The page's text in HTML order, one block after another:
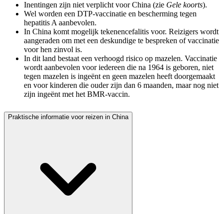
Inentingen zijn niet verplicht voor China (zie Gele koorts).
Wel worden een DTP-vaccinatie en bescherming tegen
hepatitis A aanbevolen.
In China komt mogelijk tekenencefalitis voor. Reizigers wordt
aangeraden om met een deskundige te bespreken of vaccinatie
voor hen zinvol is.
In dit land bestaat een verhoogd risico op mazelen. Vaccinatie
wordt aanbevolen voor iedereen die na 1964 is geboren, niet
tegen mazelen is ingeënt en geen mazelen heeft doorgemaakt
en voor kinderen die ouder zijn dan 6 maanden, maar nog niet
zijn ingeënt met het BMR-vaccin.
Praktische informatie voor reizen in China